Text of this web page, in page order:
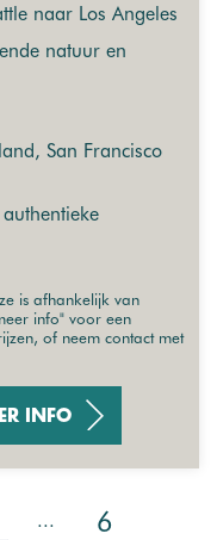
naar Los Angeles
natuur en
San Francisco
is afhankelijk van
info" voor een
of neem contact met
INFO
... 6